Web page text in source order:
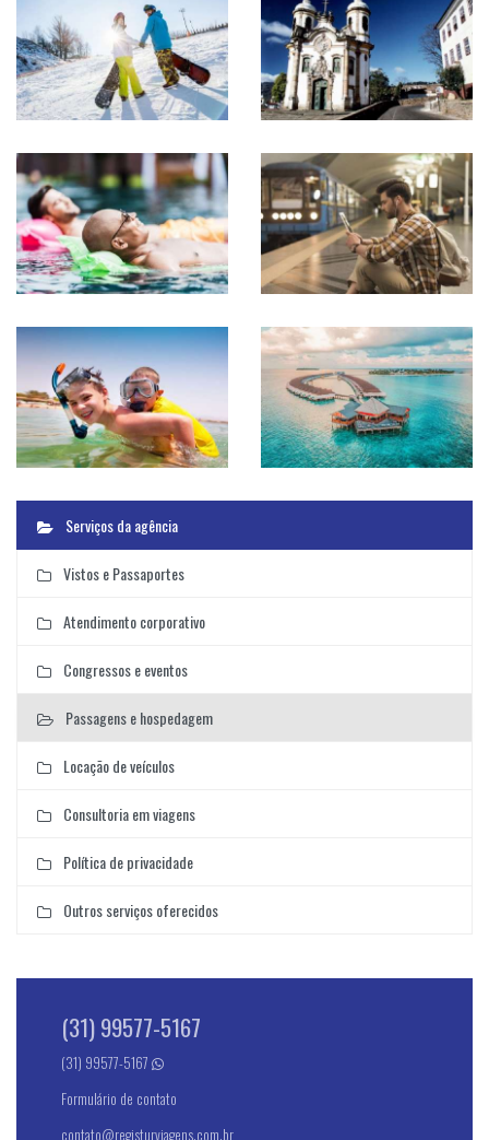
Serviços da agência
Vistos e Passaportes
Atendimento corporativo
Congressos e eventos
Passagens e hospedagem
Locação de veículos
Consultoria em viagens
Política de privacidade
Outros serviços oferecidos
(31) 99577-5167
(31) 99577-5167
Formulário de contato
contato@registurviagens.com.br